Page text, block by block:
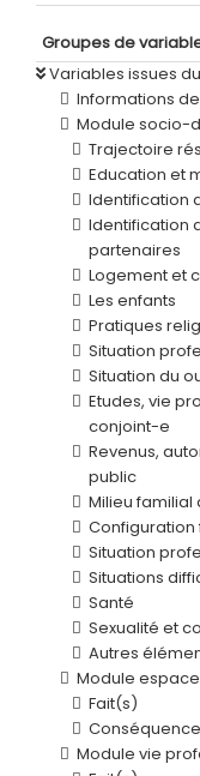
Groupes de
Variables issues
Informations
Module socio-
Trajectoire
Education et
Identification
Identification
partenaires
Logement et
Les enfants
Pratiques
Situation
Situation du
Etudes, vie
conjoint-e
Revenus,
public
Milieu familial
Situation
Situations
Santé
Sexualité et
Autres
Module
Fait(s)
Module vie